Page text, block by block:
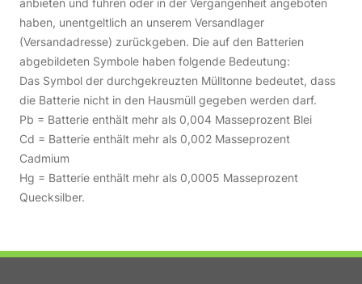
anbieten und führen oder in der Vergangenheit angeboten
haben, unentgeltlich an unserem Versandlager
(Versandadresse) zurückgeben. Die auf den Batterien
abgebildeten Symbole haben folgende Bedeutung:
Das Symbol der durchgekreuzten Mülltonne bedeutet, dass
die Batterie nicht in den Hausmüll gegeben werden darf.
Pb = Batterie enthält mehr als 0,004 Masseprozent Blei
Cd = Batterie enthält mehr als 0,002 Masseprozent
Cadmium
Hg = Batterie enthält mehr als 0,0005 Masseprozent
Quecksilber.